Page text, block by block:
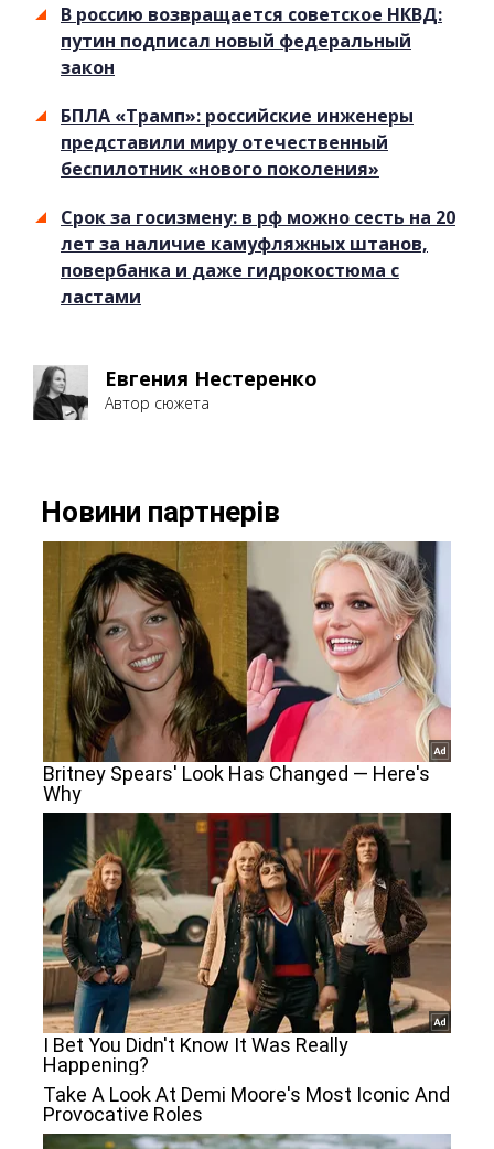
В россию возвращается советское НКВД:
путин подписал новый федеральный
закон
БПЛА «Трамп»: российские инженеры
представили миру отечественный
беспилотник «нового поколения»
Срок за госизмену: в рф можно сесть на 20
лет за наличие камуфляжных штанов,
повербанка и даже гидрокостюма с
ластами
Евгения Нестеренко
Автор сюжета